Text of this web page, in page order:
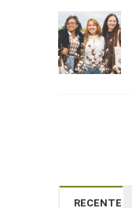
RECENTES